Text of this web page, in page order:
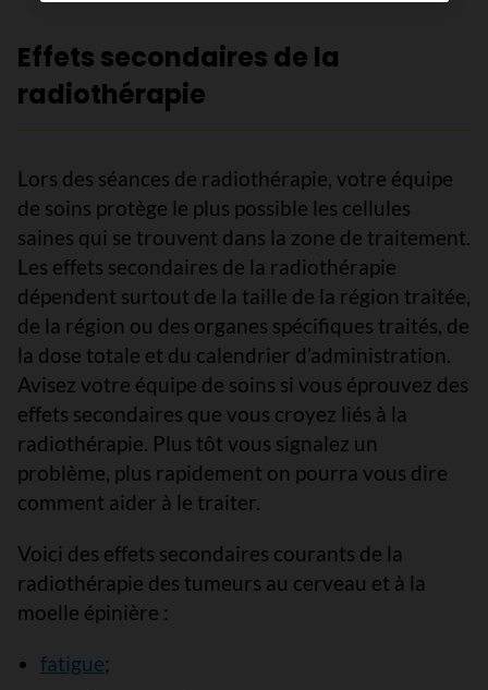
Effets secondaires de la
radiothérapie
Lors des séances de radiothérapie, votre équipe
de soins protège le plus possible les cellules
saines qui se trouvent dans la zone de traitement.
Les effets secondaires de la radiothérapie
dépendent surtout de la taille de la région traitée,
de la région ou des organes spécifiques traités, de
la dose totale et du calendrier d’administration.
Avisez votre équipe de soins si vous éprouvez des
effets secondaires que vous croyez liés à la
radiothérapie. Plus tôt vous signalez un
problème, plus rapidement on pourra vous dire
comment aider à le traiter.
Voici des effets secondaires courants de la
radiothérapie des tumeurs au cerveau et à la
moelle épinière :
fatigue;